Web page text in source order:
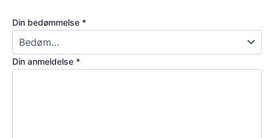
Din bedømmelse *
Din anmeldelse *